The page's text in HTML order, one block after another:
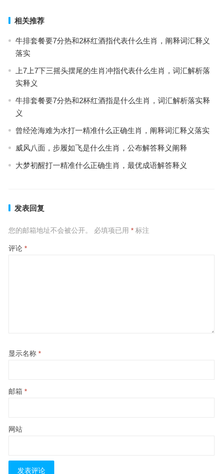
相关推荐
牛排套餐要7分热和2杯红酒指代表什么生肖，阐释词汇释义
落实
上7上7下三摇头摆尾的生肖冲指代表什么生肖，词汇解析落
实释义
牛排套餐要7分热和2杯红酒指是什么生肖，词汇解析落实释
义
曾经沧海难为水打一精准什么正确生肖，阐释词汇释义落实
威风八面，步履如飞是什么生肖，公布解答释义阐释
大梦初醒打一精准什么正确生肖，最优成语解答释义
发表回复
您的邮箱地址不会被公开。 必填项已用 *标注
评论 *
显示名称 *
邮箱 *
网站